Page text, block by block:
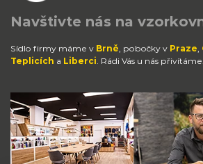
Navštivte nás na
Sídlo firmy máme v Brně, pobočky v Praze,
Teplicích a Liberci. Rádi Vás u nás přivítáme.